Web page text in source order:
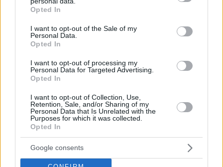
grant or deny consent to Google and its third-party tags to
use your data for below specified purposes in below Google
consent section.
Opted In
I want to opt-out of the Sale of my
Personal Data.
Opted In
I want to opt-out of processing my
Personal Data for Targeted Advertising.
Opted In
I want to opt-out of Collection, Use,
Retention, Sale, and/or Sharing of my
Personal Data that Is Unrelated with the
Purposes for which it was collected.
Opted In
Google consents
αυτά τα προσβλητικά που λένε για την
πριν 40 λεπτά
Τα αναπάντητα ερωτήματα για την
4χρονο στην πισίνα: Στο μικροσκόπιο
οι κάμερες και ο ρόλος του
ναυαγοσώστη
10.08.2026, 07:13
Δήμας: Το ελικόπτερο είχε άδεια να